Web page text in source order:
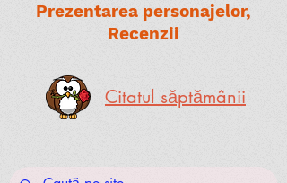
Prezentarea personajelor,
Recenzii
Citatul săptămânii